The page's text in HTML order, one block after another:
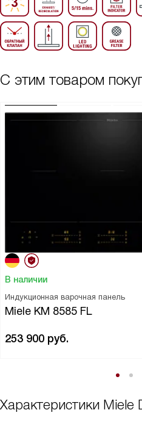
С этим товаром
В наличии
Индукционная варочная панель
Miele KM 8585 FL
253 900 руб.
Характеристики Miele